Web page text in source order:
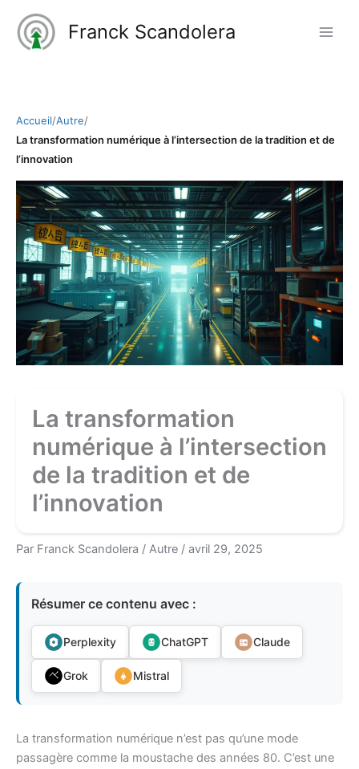
contenu
Franck Scandolera
Accueil/Autre/
La transformation numérique à l’intersection de la tradition et de
l’innovation
La transformation
numérique à l’intersection
de la tradition et de
l’innovation
Par Franck Scandolera / Autre / avril 29, 2025
Résumer ce contenu avec :
Perplexity ChatGPT Claude
Grok Mistral
La transformation numérique n’est pas qu’une mode
passagère comme la moustache des années 80. C’est une